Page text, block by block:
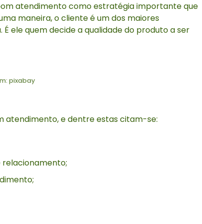
atendimento como estratégia importante que
maneira, o cliente é um dos maiores
ele quem decide a qualidade do produto a ser
pixabay
atendimento, e dentre estas citam-se: